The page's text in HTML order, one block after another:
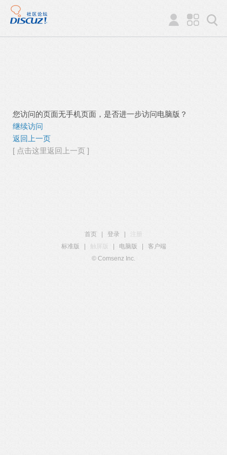
您访问的页面无手机页面，是否进一步访问电脑版？
继续访问
返回上一页
[ 点击这里返回上一页 ]
首页 登录
注册
标准版
触屏版 电脑版
客户端
© Comsenz Inc.